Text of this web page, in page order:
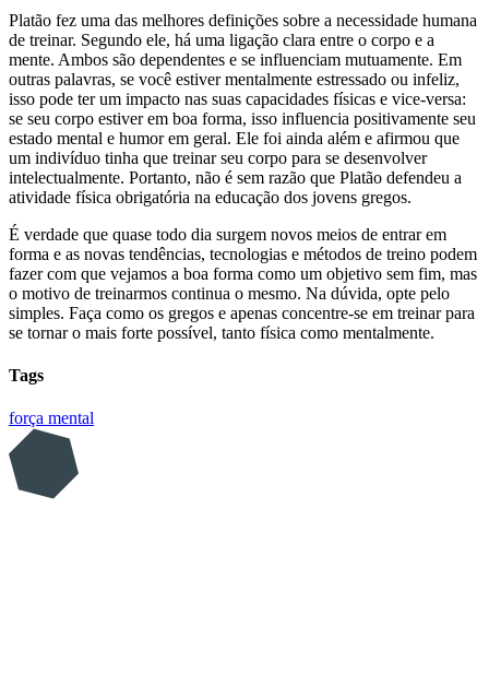
Platão fez uma das melhores definições sobre a necessidade humana
de treinar. Segundo ele, há uma ligação clara entre o corpo e a
mente. Ambos são dependentes e se influenciam mutuamente. Em
outras palavras, se você estiver mentalmente estressado ou infeliz,
isso pode ter um impacto nas suas capacidades físicas e vice-versa:
se seu corpo estiver em boa forma, isso influencia positivamente seu
estado mental e humor em geral. Ele foi ainda além e afirmou que
um indivíduo tinha que treinar seu corpo para se desenvolver
intelectualmente. Portanto, não é sem razão que Platão defendeu a
atividade física obrigatória na educação dos jovens gregos.
É verdade que quase todo dia surgem novos meios de entrar em
forma e as novas tendências, tecnologias e métodos de treino podem
fazer com que vejamos a boa forma como um objetivo sem fim, mas
o motivo de treinarmos continua o mesmo. Na dúvida, opte pelo
simples. Faça como os gregos e apenas concentre-se em treinar para
se tornar o mais forte possível, tanto física como mentalmente.
Tags
força mental